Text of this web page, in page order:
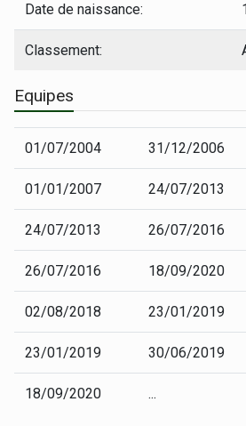
Date de naissance:
Classement:
Equipes
01/07/2004 31/12/2006
01/01/2007 24/07/2013
24/07/2013 26/07/2016
26/07/2016 18/09/2020
02/08/2018 23/01/2019
23/01/2019 30/06/2019
18/09/2020 ...